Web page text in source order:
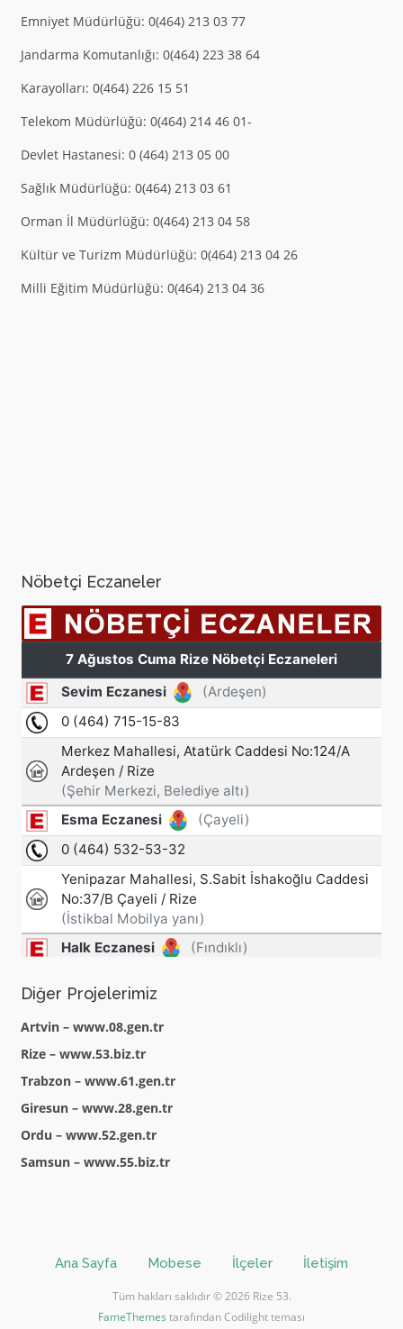
Emniyet Müdürlüğü: 0(464) 213 03 77
Jandarma Komutanlığı: 0(464) 223 38 64
Karayolları: 0(464) 226 15 51
Telekom Müdürlüğü: 0(464) 214 46 01-
Devlet Hastanesi: 0 (464) 213 05 00
Sağlık Müdürlüğü: 0(464) 213 03 61
Orman İl Müdürlüğü: 0(464) 213 04 58
Kültür ve Turizm Müdürlüğü: 0(464) 213 04 26
Milli Eğitim Müdürlüğü: 0(464) 213 04 36
Nöbetçi Eczaneler
Diğer Projelerimiz
Artvin – www.08.gen.tr
Rize – www.53.biz.tr
Trabzon – www.61.gen.tr
Giresun – www.28.gen.tr
Ordu – www.52.gen.tr
Samsun – www.55.biz.tr
Ana Sayfa Mobese İlçeler İletişim
Tüm hakları saklıdır © 2026 Rize 53.
FameThemes tarafından Codilight teması